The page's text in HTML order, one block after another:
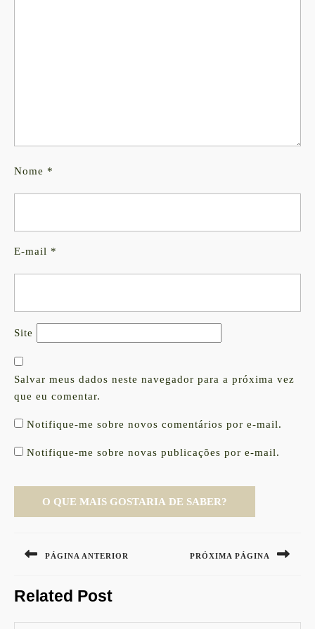
Nome *
E-mail *
Site
Salvar meus dados neste navegador para a próxima vez
que eu comentar.
Notifique-me sobre novos comentários por e-mail.
Notifique-me sobre novas publicações por e-mail.
de
PÁGINA ANTERIOR
post:
PRÓXIMA PÁGINA
Related Post